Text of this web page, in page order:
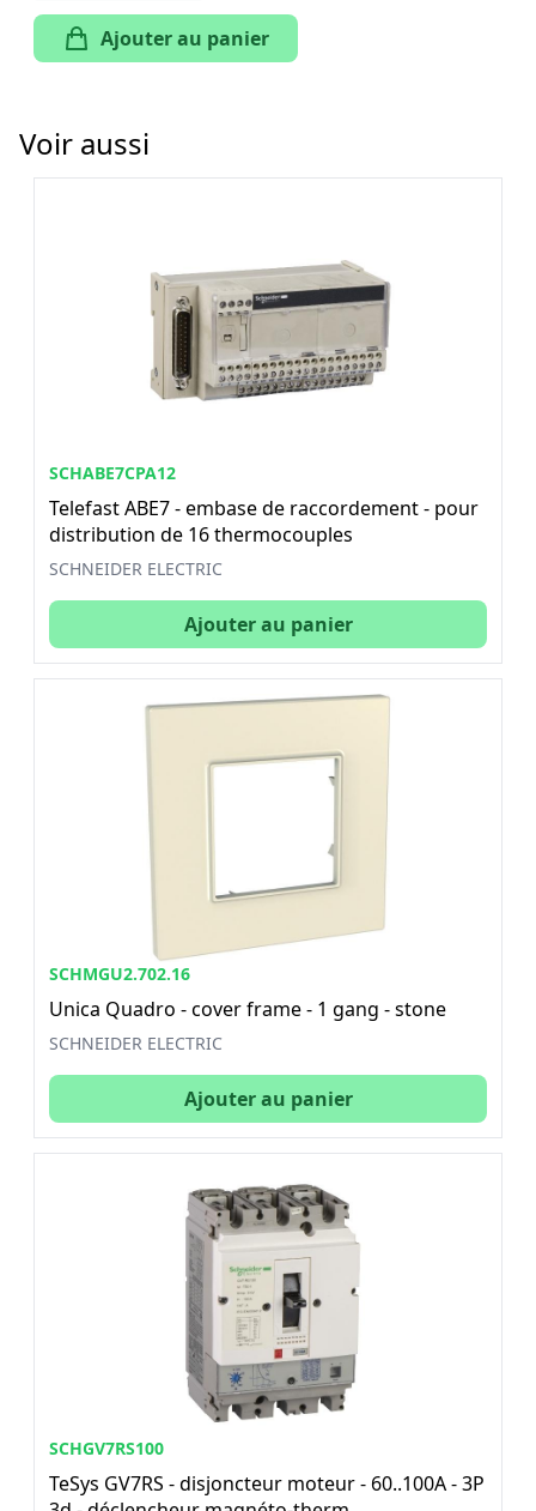
Ajouter au panier
Voir aussi
SCHABE7CPA12
Telefast ABE7 - embase de raccordement - pour
distribution de 16 thermocouples
SCHNEIDER ELECTRIC
Ajouter au panier
SCHMGU2.702.16
Unica Quadro - cover frame - 1 gang - stone
SCHNEIDER ELECTRIC
Ajouter au panier
SCHGV7RS100
TeSys GV7RS - disjoncteur moteur - 60..100A - 3P